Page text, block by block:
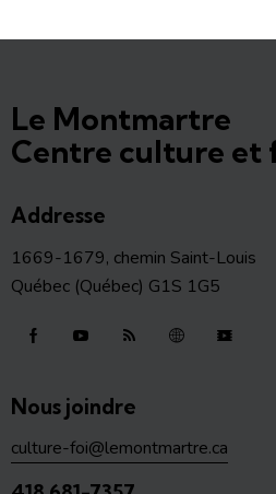
Le Montmartre
Centre culture et
Addresse
1669-1679, chemin Saint-Louis
Québec (Québec) G1S 1G5
Nous joindre
culture-foi@lemontmartre.ca